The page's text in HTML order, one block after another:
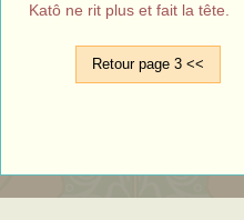
Katô ne rit plus et fait la tête.
Retour page 3 <<